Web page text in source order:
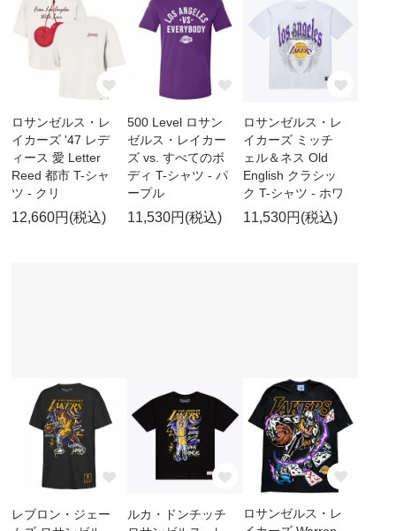
ロサンゼルス・レ
イカーズ '47 レデ
ィース 愛 Letter
Reed 都市 T-シャ
ツ - クリ
12,660円(税込)
500 Level ロサン
ゼルス・レイカー
ズ vs. すべてのボ
ディ T-シャツ - パ
ープル
11,530円(税込)
ロサンゼルス・レ
イカーズ ミッチ
ェル＆ネス Old
English クラシッ
ク T-シャツ - ホワ
11,530円(税込)
レブロン・ジェー
ルカ・ドンチッチ
ロサンゼルス・レ